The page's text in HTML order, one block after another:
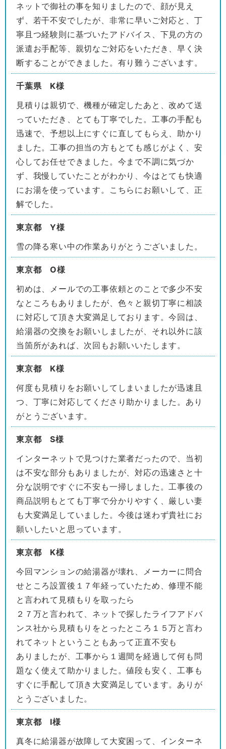
ネットで御社の事を知りましたので、顔が見え
ず、若干不安でしたが、非常に早いご対応と、丁
寧且つ経験則に基づいたアドバイス、下見の方の
派遣お手配等、親切なご対応をいただき、早く決
断することができました。有り難うございます。
千葉県 K様
見積りは親切で、機種が確定したあと、改めて送
っていただき、とても丁寧でした。工事の手配も
迅速で、予想以上にすぐに直してもらえ、助かり
ました。工事の担当の方もとても感じがよく、安
心してお任せできました。今まで不調に気づか
ず、我慢していたことがわかり、今はとても快適
にお湯を使っています。こちらにお願いして、正
解でした。
東京都 Y様
雪の降る寒い中の作業ありがとうございました。
東京都 O様
初めは、メールでの工事依頼とのことで多少不安
なところもありましたが、色々と親切丁寧に相談
に対応して頂き大変満足しております。今回は、
給湯器の交換をお願いしましたが、それ以外に該
当箇所があれば、次回もお願いいたします。
東京都 K様
何度も見積りをお願いしてしまいましたが迅速且
つ、丁寧に対応してくださり助かりました。あり
がとうございます。
東京都 S様
インターネットで見つけた業者だったので、当初
は不安な部分もありましたが、対応の迅速さと十
分な説明ですぐに不安も一掃しました。工事後の
商品説明もとても丁寧で分かりやすく、厳しい妻
も大変満足していました。今後は迷わず貴社にお
願いしたいと思っています。
東京都 K様
今回マンションの給湯器が壊れ、メーカーに問合
せところ設置後１７年経っていたため、修理不能
と言われて見積もりを取ったら
２７万と言われて、ネットで探したライフアドバ
ンス社から見積もりをとったところ１５万と言わ
れてネットということもあって正直不安も
ありましたが、工事から１週間を経過して何も問
題なく使えて助かりました。値段も安く、工事も
すぐに手配して頂き大変満足しています。ありが
とうございました。
東京都 I様
真冬に給湯器が故障して大変困って、インターネ